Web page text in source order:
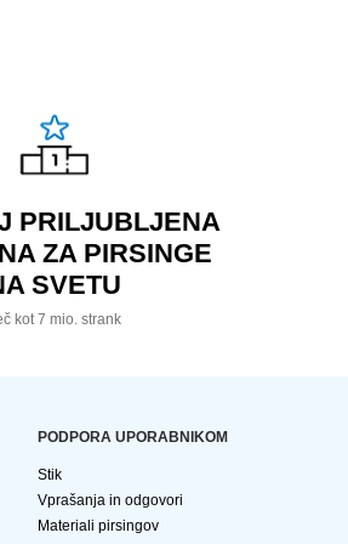
PRILJUBLJENA
ZA PIRSINGE
SVETU
kot 7 mio. strank
PODPORA UPORABNIKOM
Stik
Vprašanja in odgovori
Materiali pirsingov